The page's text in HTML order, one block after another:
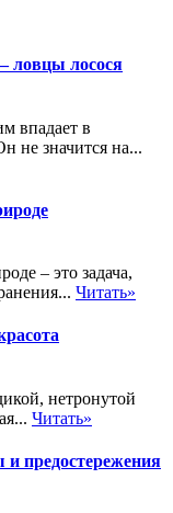
ловцы лосося
впадает в
не значится на...
– это задача,
Читать»
нетронутой
Читать»
и предостережения